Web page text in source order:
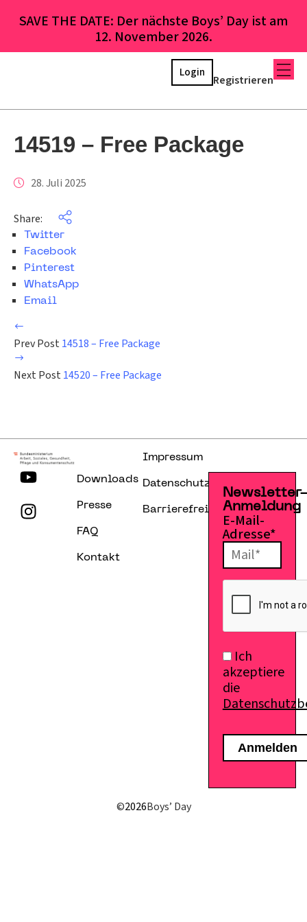
SAVE THE DATE: Der nächste Boys’ Day ist am
12. November 2026.
Registrieren
Login
14519 – Free Package
28. Juli 2025
Share:
Twitter
Facebook
Pinterest
WhatsApp
Email
Prev Post 14518 – Free Package
Next Post 14520 – Free Package
Downloads
Presse
FAQ
Kontakt
Impressum
Datenschutzerklärung
Barrierefreiheitserklärung
Anmeldung
E-Mail-
Adresse*
Ich
akzeptiere
die
©2026Boys’ Day